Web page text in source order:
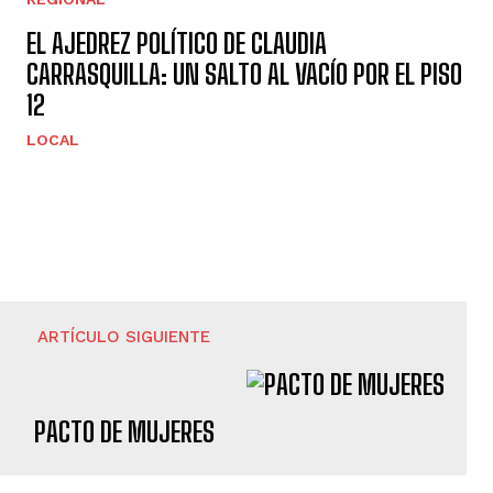
EL AJEDREZ POLÍTICO DE CLAUDIA
CARRASQUILLA: UN SALTO AL VACÍO POR EL PISO
12
LOCAL
ARTÍCULO SIGUIENTE
PACTO DE MUJERES